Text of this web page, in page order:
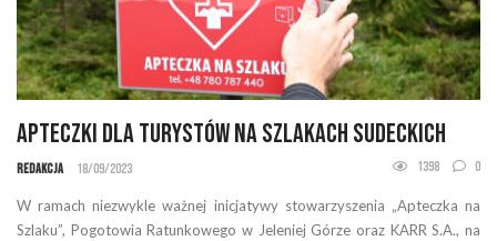
Apteczki dla Turystów na Szlakach Sudeckich
Redakcja 18/09/2023 1398 0
W ramach niezwykle ważnej inicjatywy stowarzyszenia „Apteczka na
Szlaku”, Pogotowia Ratunkowego w Jeleniej Górze oraz KARR S.A., na